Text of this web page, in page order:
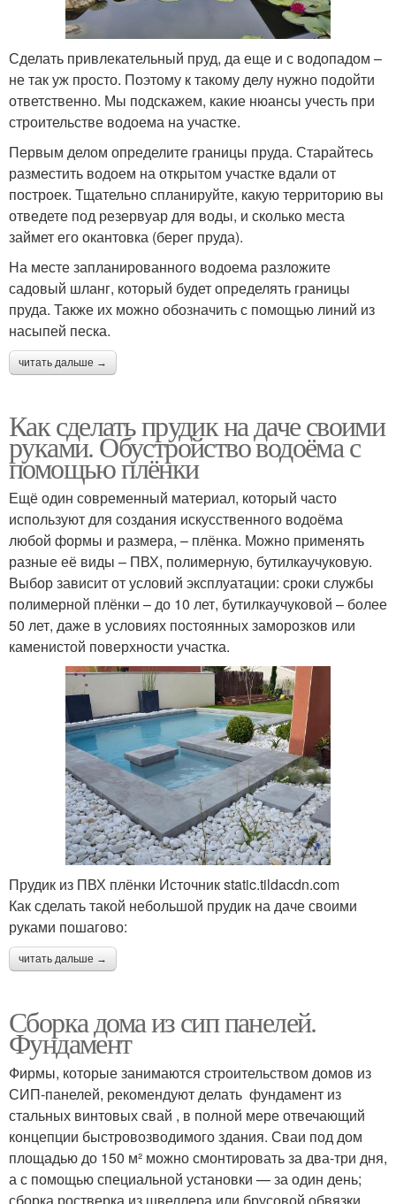
Сделать привлекательный пруд, да еще и с водопадом –
не так уж просто. Поэтому к такому делу нужно подойти
ответственно. Мы подскажем, какие нюансы учесть при
строительстве водоема на участке.
Первым делом определите границы пруда. Старайтесь
разместить водоем на открытом участке вдали от
построек. Тщательно спланируйте, какую территорию вы
отведете под резервуар для воды, и сколько места
займет его окантовка (берег пруда).
На месте запланированного водоема разложите
садовый шланг, который будет определять границы
пруда. Также их можно обозначить с помощью линий из
насыпей песка.
читать дальше →
Как сделать прудик на даче своими
руками. Обустройство водоёма с
помощью плёнки
Ещё один современный материал, который часто
используют для создания искусственного водоёма
любой формы и размера, – плёнка. Можно применять
разные её виды – ПВХ, полимерную, бутилкаучуковую.
Выбор зависит от условий эксплуатации: сроки службы
полимерной плёнки – до 10 лет, бутилкаучуковой – более
50 лет, даже в условиях постоянных заморозков или
каменистой поверхности участка.
Прудик из ПВХ плёнки Источник static.tildacdn.com
Как сделать такой небольшой прудик на даче своими
руками пошагово:
читать дальше →
Сборка дома из сип панелей.
Фундамент
Фирмы, которые занимаются строительством домов из
СИП-панелей, рекомендуют делать фундамент из
стальных винтовых свай , в полной мере отвечающий
концепции быстровозводимого здания. Сваи под дом
площадью до 150 м² можно смонтировать за два-три дня,
а с помощью специальной установки — за один день;